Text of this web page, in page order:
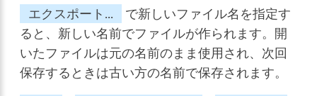
エクスポート...
で新しいファイル名を指定す
ると、新しい名前でファイルが作られます。開
いたファイルは元の名前のまま使用され、次回
保存するときは古い方の名前で保存されます。